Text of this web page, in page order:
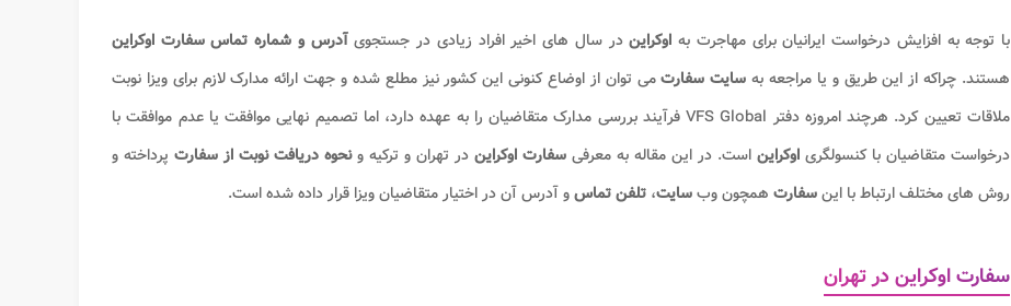
با توجه به افزایش درخواست ایرانیان برای مهاجرت به اوکرایندر سال های اخیر افراد زیادی در جستجویآدرس و شماره تماس سفارت اوکراین
هستند. چراکه از این طریق و یا مراجعه به سایت سفارتمی توان از اوضاع کنونی این کشور نیز مطلع شده و جهت ارائه مدارک لازم برای ویزا نوبت
ملاقات تعیین کرد. هرچند امروزه دفتر VFS Global فرآیند بررسی مدارک متقاضیان را به عهده دارد، اما تصمیم نهایی موافقت یا عدم موافقت با
درخواست متقاضیان با کنسولگری اوکراین است. در این مقاله به معرفی سفارت اوکراین در تهران و ترکیه ونحوه دریافت نوبت از سفارت پرداخته و
روش های مختلف ارتباط با اینسفارت همچون وبسایت، تلفن تماسو آدرس آن در اختیار متقاضیان ویزا قرار داده شده است.
سفارت اوکراین در تهران